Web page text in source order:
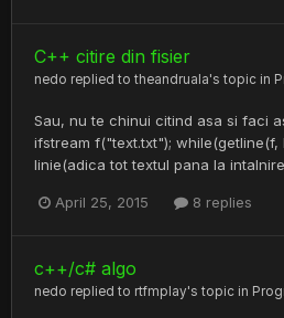
C++ citire din fisier
nedo replied to theandruala's topic in
Sau, nu te chinui citind asa si faci
ifstream f("text.txt");
linie(adica tot textul pana la
April 25, 2015 8 replies
c++/c# algo
nedo replied to rtfmplay's topic in